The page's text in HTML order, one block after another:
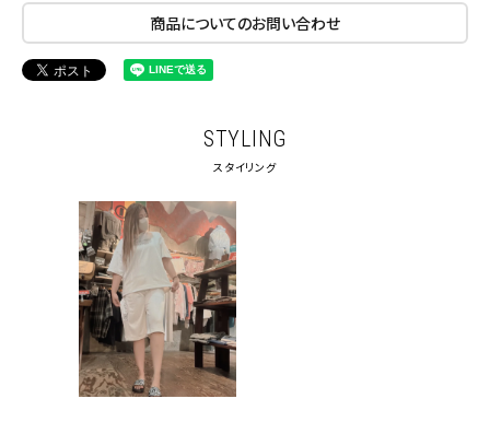
商品についてのお問い合わせ
STYLING
スタイリング